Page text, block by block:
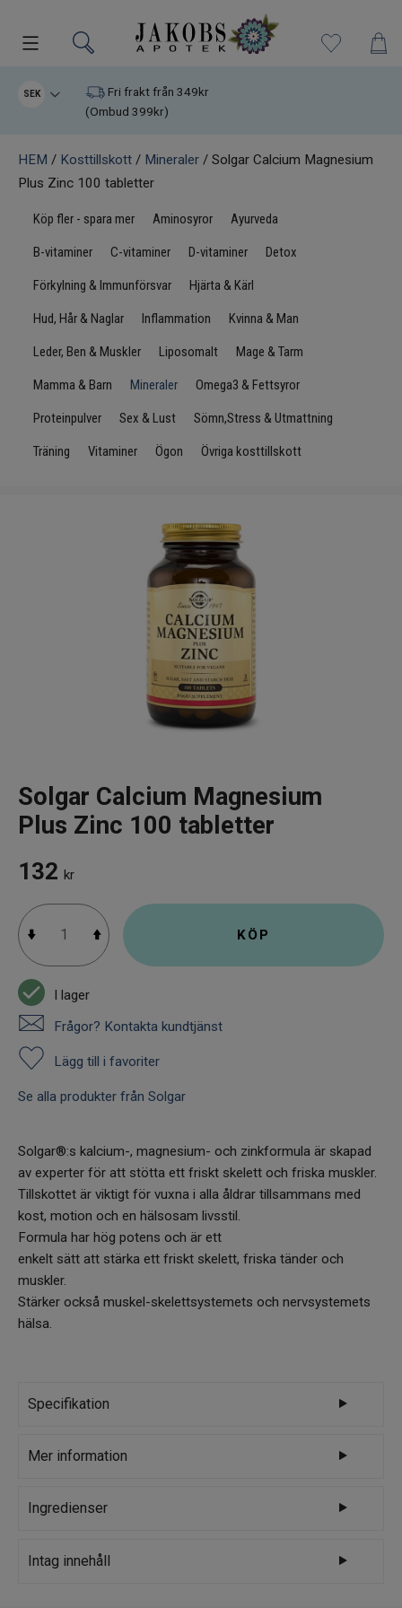
Kampanjer
Varumärken
Kosttillskott
Hudvård
Infrarött Ljus
Vattenrening & Övrigt
SEK
Fri frakt från 349kr
(Ombud 399kr)
HEM / Kosttillskott / Mineraler / Solgar Calcium Magnesium
Plus Zinc 100 tabletter
Köp fler - spara mer Aminosyror Ayurveda
B-vitaminer C-vitaminer D-vitaminer Detox
Förkylning & Immunförsvar Hjärta & Kärl
Hud, Hår & Naglar Inflammation Kvinna & Man
Leder, Ben & Muskler Liposomalt Mage & Tarm
Mamma & Barn Mineraler Omega3 & Fettsyror
Proteinpulver Sex & Lust Sömn,Stress & Utmattning
Träning Vitaminer Ögon Övriga kosttillskott
Solgar Calcium Magnesium
Plus Zinc 100 tabletter
132 kr
KÖP
I lager
Frågor? Kontakta kundtjänst
Lägg till i favoriter
Se alla produkter från Solgar
Solgar®:s kalcium-, magnesium- och zinkformula är skapad
av experter för att stötta ett friskt skelett och friska muskler.
Tillskottet är viktigt för vuxna i alla åldrar tillsammans med
kost, motion och en hälsosam livsstil.
Formula har hög potens och är ett
enkelt sätt att stärka ett friskt skelett, friska tänder och
muskler.
Stärker också muskel-skelettsystemets och nervsystemets
hälsa.
Specifikation
Varumärke
Mer information
Kalcium bidrar till: • normal muskelfunktion •
muskelfunktion • underhåll av normalt skelett
Ingredienser
Kalcium (som karbonat, glukonat, citrat),
Magnesium (som oxid, glukonat, citrat), fyllmedel:
Intag innehåll